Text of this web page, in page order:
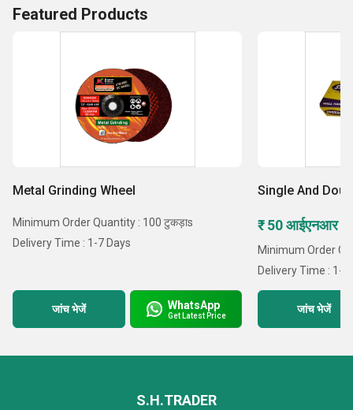
Featured Products
Metal Grinding Wheel
Minimum Order Quantity : 100 टुकड़ाs
Delivery Time : 1-7 Days
जांच भेजें WhatsApp
Get Latest Price
Single And
₹ 50 आईएनआर /
Minimum Order
Delivery Time : 1-7
जांच भेजें
S.H.TRADER